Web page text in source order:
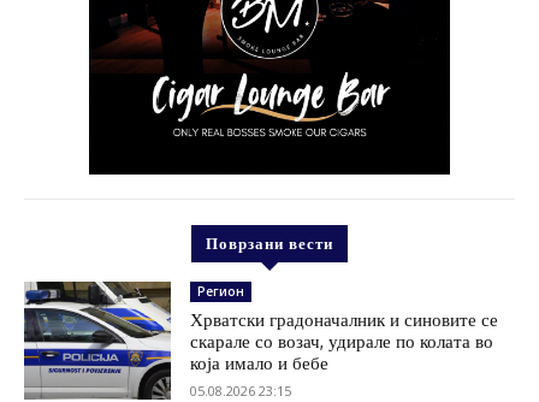
Поврзани вести
Регион
Хрватски градоначалник и синовите се
скарале со возач, удирале по колата во
која имало и бебе
05.08.2026 23:15